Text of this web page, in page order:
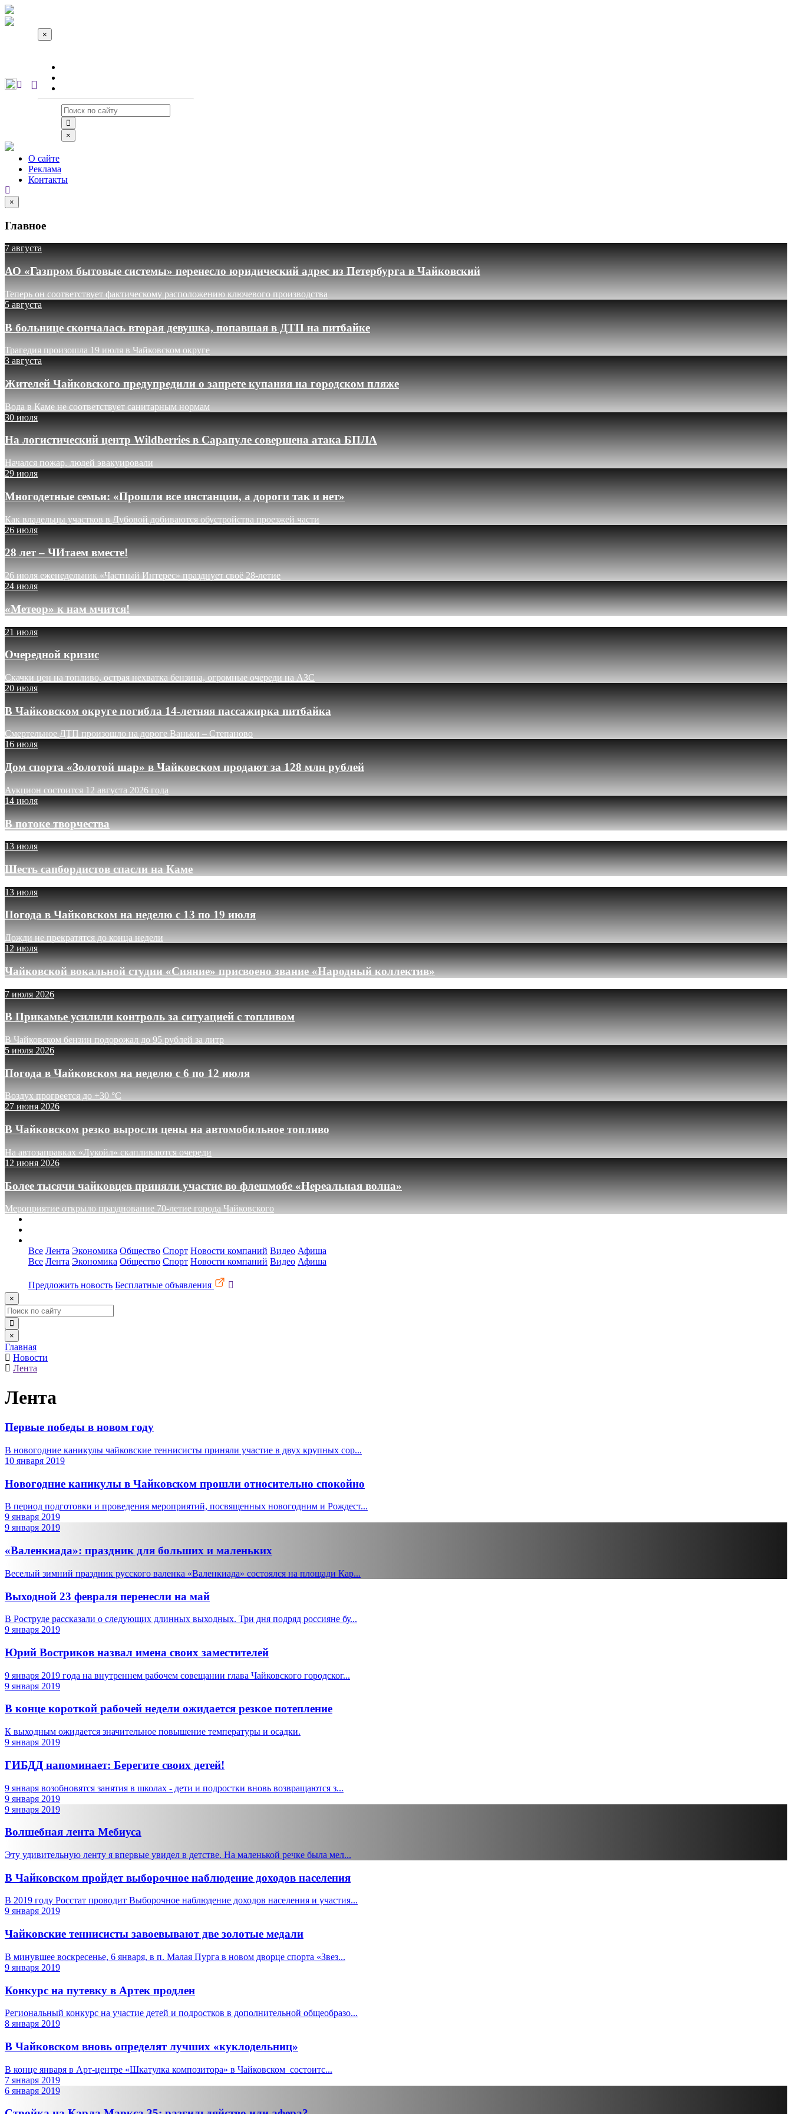
×
×
О сайте
Реклама
Контакты
×
Главное
7 августа
АО «Газпром бытовые системы» перенесло юридический адрес из Петербурга в Чайковский
Теперь он соответствует фактическому расположению ключевого производства
5 августа
В больнице скончалась вторая девушка, попавшая в ДТП на питбайке
Трагедия произошла 19 июля в Чайковском округе
3 августа
Жителей Чайковского предупредили о запрете купания на городском пляже
Вода в Каме не соответствует санитарным нормам
30 июля
На логистический центр Wildberries в Сарапуле совершена атака БПЛА
Начался пожар, людей эвакуировали
29 июля
Многодетные семьи: «Прошли все инстанции, а дороги так и нет»
Как владельцы участков в Дубовой добиваются обустройства проезжей части
26 июля
28 лет – ЧИтаем вместе!
26 июля еженедельник «Частный Интерес» празднует своё 28-летие
24 июля
«Метеор» к нам мчится!
21 июля
Очередной кризис
Скачки цен на топливо, острая нехватка бензина, огромные очереди на АЗС
20 июля
В Чайковском округе погибла 14-летняя пассажирка питбайка
Смертельное ДТП произошло на дороге Ваньки – Степаново
16 июля
Дом спорта «Золотой шар» в Чайковском продают за 128 млн рублей
Аукцион состоится 12 августа 2026 года
14 июля
В потоке творчества
13 июля
Шесть сапбордистов спасли на Каме
13 июля
Погода в Чайковском на неделю с 13 по 19 июля
Дожди не прекратятся до конца недели
12 июля
Чайковской вокальной студии «Сияние» присвоено звание «Народный коллектив»
7 июля 2026
В Прикамье усилили контроль за ситуацией с топливом
В Чайковском бензин подорожал до 95 рублей за литр
5 июля 2026
Погода в Чайковском на неделю с 6 по 12 июля
Воздух прогреется до +30 °C
27 июня 2026
В Чайковском резко выросли цены на автомобильное топливо
На автозаправках «Лукойл» скапливаются очереди
12 июня 2026
Более тысячи чайковцев приняли участие во флешмобе «Нереальная волна»
Мероприятие открыло празднование 70-летие города Чайковского
Все Лента Экономика Общество Спорт Новости компаний Видео Афиша
Все Лента Экономика Общество Спорт Новости компаний Видео Афиша
Предложить новость Бесплатные объявления
×
×
Главная
Новости
Лента
Лента
Первые победы в новом году
В новогодние каникулы чайковские теннисисты приняли участие в двух крупных сор...
10 января 2019
Новогодние каникулы в Чайковском прошли относительно спокойно
В период подготовки и проведения мероприятий, посвященных новогодним и Рождест...
9 января 2019
9 января 2019
«Валенкиада»: праздник для больших и маленьких
Веселый зимний праздник русского валенка «Валенкиада» состоялся на площади Кар...
Выходной 23 февраля перенесли на май
В Роструде рассказали о следующих длинных выходных. Три дня подряд россияне бу...
9 января 2019
Юрий Востриков назвал имена своих заместителей
9 января 2019 года на внутреннем рабочем совещании глава Чайковского городског...
9 января 2019
В конце короткой рабочей недели ожидается резкое потепление
К выходным ожидается значительное повышение температуры и осадки.
9 января 2019
ГИБДД напоминает: Берегите своих детей!
9 января возобновятся занятия в школах - дети и подростки вновь возвращаются з...
9 января 2019
9 января 2019
Волшебная лента Мебиуса
Эту удивительную ленту я впервые увидел в детстве. На маленькой речке была мел...
В Чайковском пройдет выборочное наблюдение доходов населения
В 2019 году Росстат проводит Выборочное наблюдение доходов населения и участия...
9 января 2019
Чайковские теннисисты завоевывают две золотые медали
В минувшее воскресенье, 6 января, в п. Малая Пурга в новом дворце спорта «Звез...
9 января 2019
Конкурс на путевку в Артек продлен
Региональный конкурс на участие детей и подростков в дополнительной общеобразо...
8 января 2019
В Чайковском вновь определят лучших «куклодельниц»
В конце января в Арт-центре «Шкатулка композитора» в Чайковском состоитс...
7 января 2019
6 января 2019